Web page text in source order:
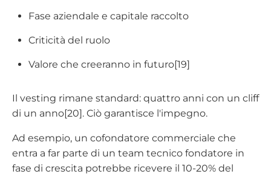
Fase aziendale e capitale raccolto
Criticità del ruolo
Valore che creeranno in futuro[19]
Il vesting rimane standard: quattro anni con un cliff
di un anno[20]. Ciò garantisce l'impegno.
Ad esempio, un cofondatore commerciale che
entra a far parte di un team tecnico fondatore in
fase di crescita potrebbe ricevere il 10-20% del